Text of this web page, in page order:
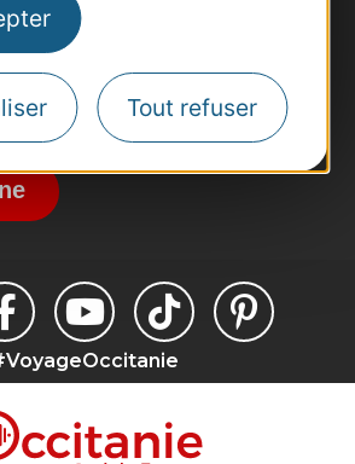
Tout refuser
la lettre d'information
pour recevoir des
de visites et de sorties.